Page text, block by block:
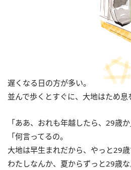
遅くなる日の方が多い。
並んで歩くとすぐに、大地はため息
「ああ、おれも年越したら、29歳か
「何言ってるの。
大地は早生まれだから、やっと29歳
わたしなんか、夏からずっと29歳な